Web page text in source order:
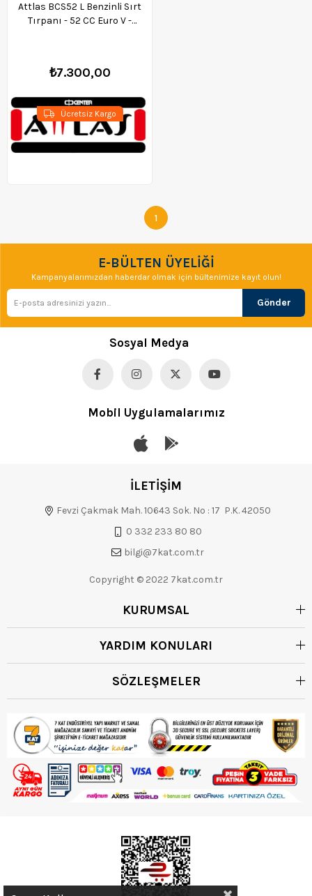
Attlas BCS52 L Benzinli Sırt
Tırpanı - 52 CC Euro V -
₺7.300,00
Ücretsiz Kargo
1
E-BÜLTEN ÜYELİĞİ
Kampanyalarımızdan haberdar olmak için bültenimize kayıt olun!
Gönder
Sosyal Medya
Mobil Uygulamalarımız
İLETİŞİM
Fevzi Çakmak Mah. 10643 Sok. No : 17 P.K. 42050
0 332 233 80 80
bilgi@7kat.com.tr
Copyright © 2022 7kat.com.tr
KURUMSAL
YARDIM KONULARI
SÖZLEŞMELER